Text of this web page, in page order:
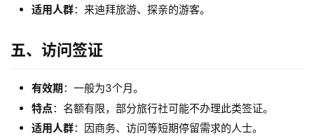
海
外
公
适用人群：来迪拜旅游、探亲的游客。
五、访问签证
有效期 ：一般为3个月。
特点：名额有限，部分旅行社可能不办理此类签证。
适用人群：因商务、访问等短期停留需求的人士。